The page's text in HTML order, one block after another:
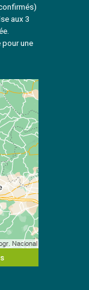
aux 3
pour une